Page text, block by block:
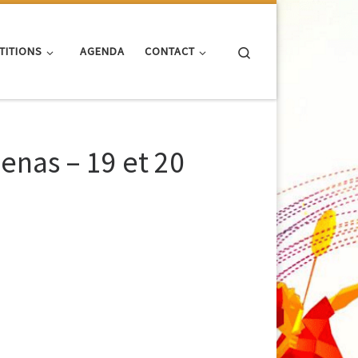
AGENDA CONTACT
– 19 et 20